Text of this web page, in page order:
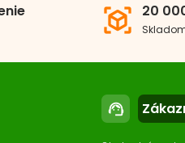
view_in_ar 20
support_agent